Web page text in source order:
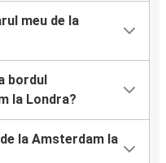
meu de la
bordul
la Londra?
la Amsterdam la